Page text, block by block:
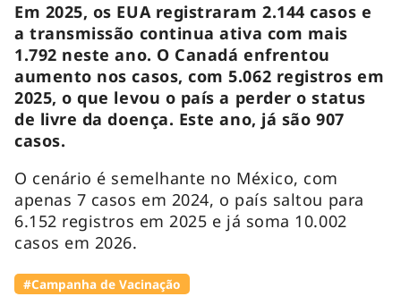
Em 2025, os EUA registraram 2.144 casos e
a transmissão continua ativa com mais
1.792 neste ano. O Canadá enfrentou
aumento nos casos, com 5.062 registros em
2025, o que levou o país a perder o status
de livre da doença. Este ano, já são 907
casos.
O cenário é semelhante no México, com
apenas 7 casos em 2024, o país saltou para
6.152 registros em 2025 e já soma 10.002
casos em 2026.
#Campanha de Vacinação